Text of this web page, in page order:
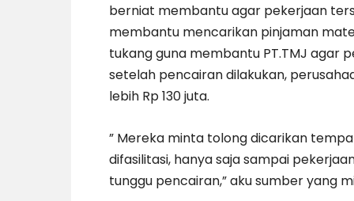
berniat membantu agar pekerjaan
membantu mencarikan pinjaman
tukang guna membantu PT.TMJ agar
setelah pencairan dilakukan,
lebih Rp 130 juta.
” Mereka minta tolong dicarikan
difasilitasi, hanya saja sampai
tunggu pencairan,” aku sumber yang